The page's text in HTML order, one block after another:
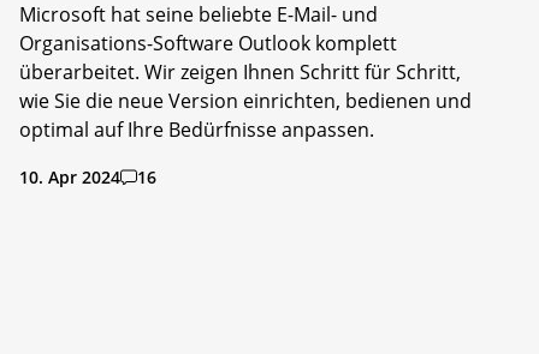
Microsoft hat seine beliebte E-Mail- und
Organisations-Software Outlook komplett
überarbeitet. Wir zeigen Ihnen Schritt für Schritt,
wie Sie die neue Version einrichten, bedienen und
optimal auf Ihre Bedürfnisse anpassen.
10. Apr 2024 16